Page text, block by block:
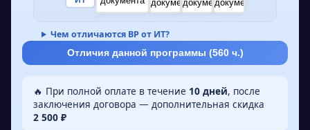
Чем отличаются ВР от ИТ?
Отличия данной программы (560ч.)
🔥 При полной оплате в течение 10 дней, после
заключения договора — дополнительная скидка
2 500 ₽